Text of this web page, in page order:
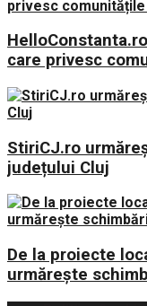
care privesc
StiriCJ.ro
județului Cluj
De la proiecte
urmărește